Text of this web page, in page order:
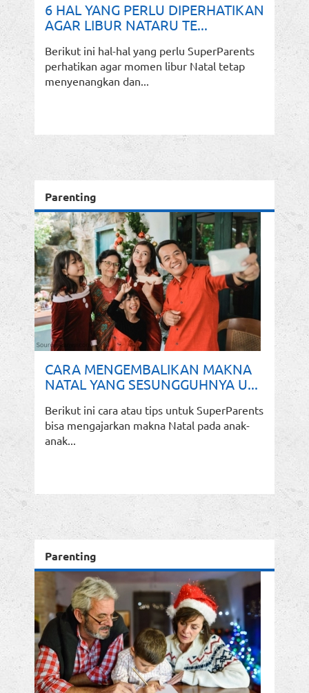
6 HAL YANG PERLU DIPERHATIKAN
AGAR LIBUR NATARU TE...
Berikut ini hal-hal yang perlu SuperParents
perhatikan agar momen libur Natal tetap
menyenangkan dan...
Parenting
CARA MENGEMBALIKAN MAKNA
NATAL YANG SESUNGGUHNYA U...
Berikut ini cara atau tips untuk SuperParents
bisa mengajarkan makna Natal pada anak-
anak...
Parenting